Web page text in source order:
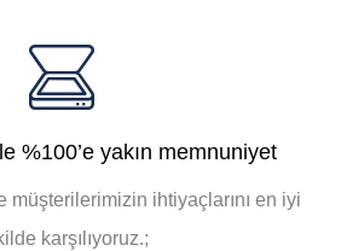
%100’e yakın memnuniyet
müşterilerimizin ihtiyaçlarını en iyi
karşılıyoruz.;